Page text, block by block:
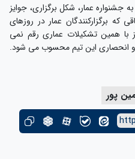
جشنواره عمار، شکل برگزاری، جوایز
که برگزارکنندگان عمار در روزهای
همین تشکیلات عماری رقم نمی
انحصاری این تیم محسوب می شود.
پور